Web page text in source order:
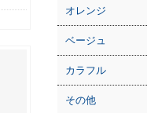
オレンジ
ベージュ
カラフル
その他